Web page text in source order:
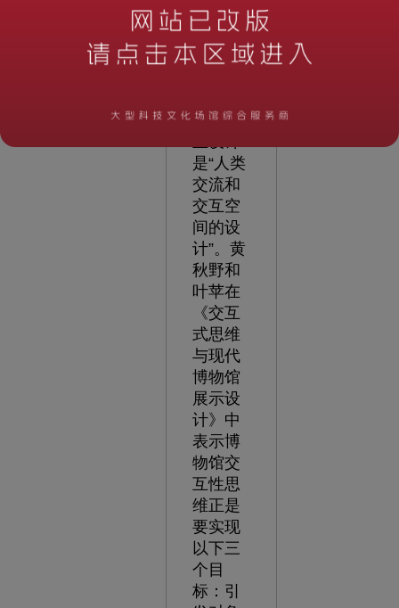
《交互
设计：
超越人
提出交
是“人类
交流和
交互空
间的设
计”。黄
秋野和
叶苹在
《交互
式思维
与现代
博物馆
展示设
计》中
表示博
物馆交
互性思
维正是
要实现
以下三
个目
标：引